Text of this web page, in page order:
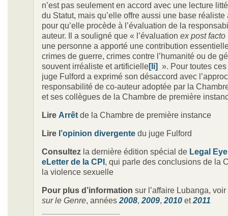
n’est pas seulement en accord avec une lecture
du Statut, mais qu’elle offre aussi une base réaliste
pour qu’elle procède à l’évaluation de la
auteur. Il a souligné que « l’évaluation ex post facto
une personne a apporté une contribution
crimes de guerre, crimes contre l’humanité ou de
souvent irréaliste et artificielle[li] ». Pour toutes
juge Fulford a exprimé son désaccord avec
responsabilité de co-auteur adoptée par la
et ses collègues de la Chambre de première
Lire Arrêt de la Chambre de première instance
Lire l’opinion divergente du juge Fulford
Consultez la dernière édition spécial de Legal
eLetter de la CPI, qui parle des conclusions de la
la violence sexuelle
Pour plus d’information sur l’affaire Lubanga,
sur le Genre, années 2008, 2009, 2010 et2011